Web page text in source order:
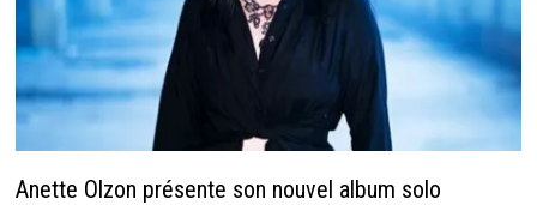
Anette Olzon présente son nouvel album solo